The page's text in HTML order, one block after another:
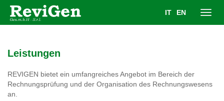
IT
EN
Leistungen
REVIGEN bietet ein umfangreiches Angebot im Bereich der
Rechnungsprüfung und der Organisation des Rechnungswesens
an.